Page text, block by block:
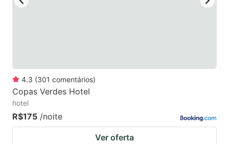
4.3 (301 comentários)
Copas Verdes Hotel
hotel
R$175 /noite
Ver oferta